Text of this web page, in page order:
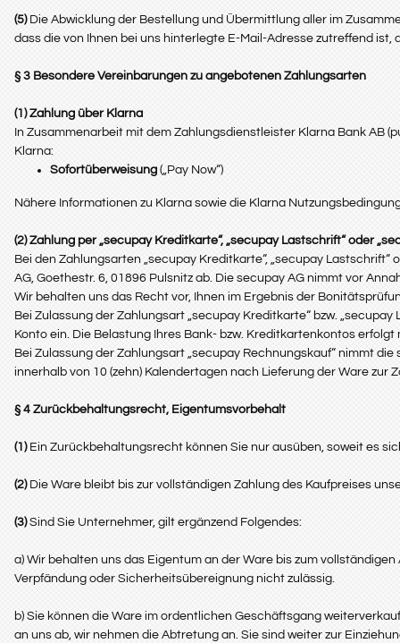
(5)Die Abwicklung der Bestellung und Übermittlung aller im
dass die von Ihnen bei uns hinterlegte E-Mail-Adresse zutreffend
§ 3 Besondere Vereinbarungen zu angebotenen Zahlungsarten
(1) Zahlung über Klarna
In Zusammenarbeit mit dem Zahlungsdienstleister Klarna Bank AB
Klarna:
Sofortüberweisung („Pay Now“)
Nähere Informationen zu Klarna sowie die Klarna
(2) Zahlung per „secupay Kreditkarte“, „secupay Lastschrift“ oder
Bei den Zahlungsarten „secupay Kreditkarte“, „secupay
AG, Goethestr. 6, 01896 Pulsnitz ab. Die secupay AG nimmt vor
Wir behalten uns das Recht vor, Ihnen im Ergebnis der
Bei Zulassung der Zahlungsart „secupay Kreditkarte“ bzw.
Konto ein. Die Belastung Ihres Bank- bzw. Kreditkartenkontos
Bei Zulassung der Zahlungsart „secupay Rechnungskauf“ nimmt
innerhalb von 10 (zehn) Kalendertagen nach Lieferung der Ware zur
§ 4 Zurückbehaltungsrecht, Eigentumsvorbehalt
(1)Ein Zurückbehaltungsrecht können Sie nur ausüben, soweit es
(2)Die Ware bleibt bis zur vollständigen Zahlung des Kaufpreises
(3)Sind Sie Unternehmer, gilt ergänzend Folgendes:
a) Wir behalten uns das Eigentum an der Ware bis zum
Verpfändung oder Sicherheitsübereignung nicht zulässig.
b) Sie können die Ware im ordentlichen Geschäftsgang
an uns ab, wir nehmen die Abtretung an. Sie sind weiter zur